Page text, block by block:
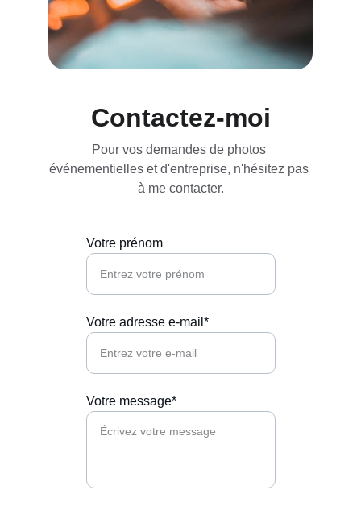
Contactez-moi
Votre prénom
Votre adresse e-mail*
Votre message*
Pour vos demandes de photos
événementielles et d'entreprise, n'hésitez pas
à me contacter.